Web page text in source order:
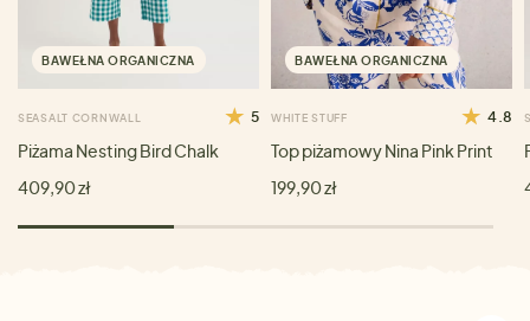
BAWEŁNA ORGANICZNA
SEASALT CORNWALL 5
Piżama Nesting Bird Chalk
409,90 zł
BAWEŁNA ORGANICZNA
WHITE STUFF 4.8
Top piżamowy Nina Pink Print
199,90 zł